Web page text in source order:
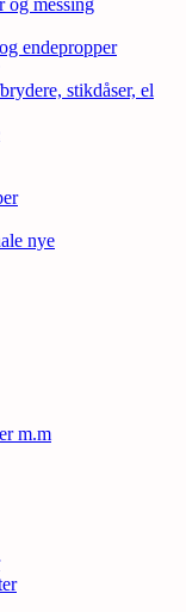
endepropper
stikdåser, el
nye
m.m